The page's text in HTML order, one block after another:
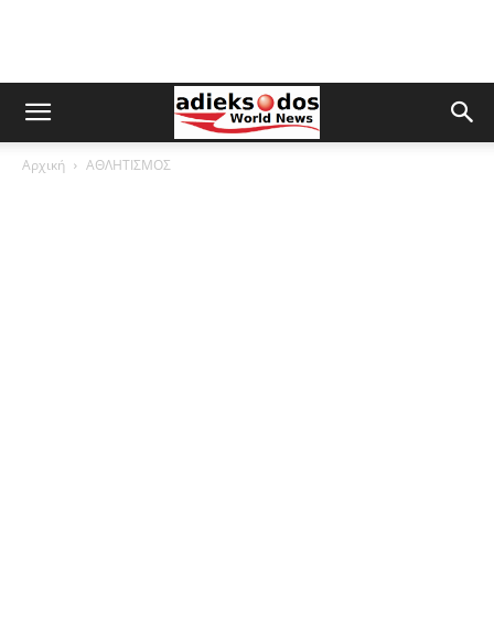
Αρχική ΑΘΛΗΤΙΣΜΟΣ